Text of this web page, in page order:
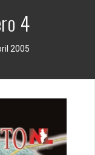
4
2005